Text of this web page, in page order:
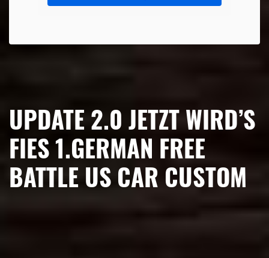
UPDATE 2.0 JETZT WIRD’S
FIES 1.GERMAN FREE
BATTLE US CAR CUSTOM